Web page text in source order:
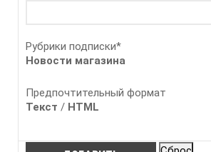
Рубрики подписки*
Новости магазина
Предпочтительный формат
Текст / HTML